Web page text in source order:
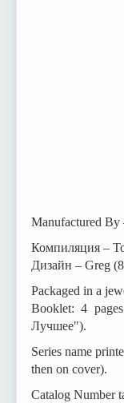
Manufactured
Компиляция –
Дизайн – Greg
Packaged in a
Booklet: 4
Лучшее").
Series name
then on cover).
Catalog Number